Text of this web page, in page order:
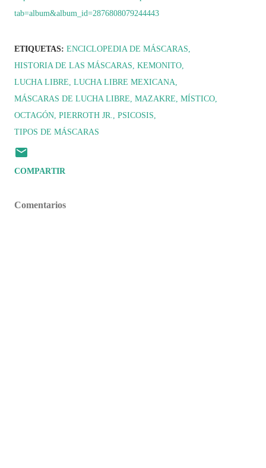
tab=album&album_id=2876808079244443
ETIQUETAS: ENCICLOPEDIA DE MÁSCARAS
HISTORIA DE LAS MÁSCARAS KEMONITO
LUCHA LIBRE LUCHA LIBRE MEXICANA
MÁSCARAS DE LUCHA LIBRE MAZAKRE MÍSTICO
OCTAGÓN PIERROTH JR. PSICOSIS
TIPOS DE MÁSCARAS
COMPARTIR
Comentarios